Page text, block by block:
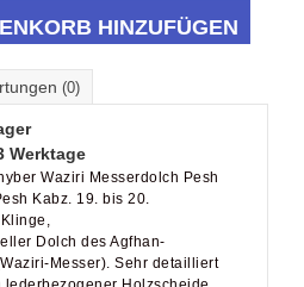
HINZUFÜGEN
(0)
Werktage
Waziri Messerdolch Pesh
Kabz. 19. bis 20.
Dolch des Agfhan-
Messer). Sehr detailliert